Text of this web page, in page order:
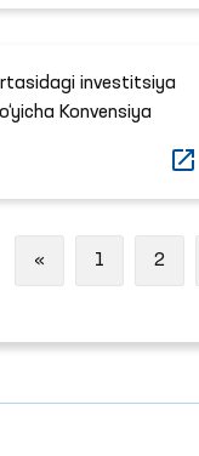
investitsiya
Konvensiya
«Previous
1 2